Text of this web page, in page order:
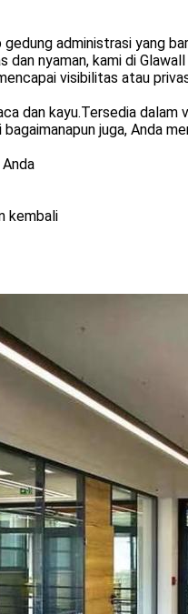
administrasi yang
dan nyaman, kami di
visibilitas atau
dan kayu.Tersedia dalam
juga, Anda
kembali